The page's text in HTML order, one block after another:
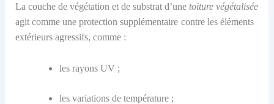
La couche de végétation et de substrat d’une toiture végétalisée
agit comme une protection supplémentaire contre les éléments
extérieurs agressifs, comme :
les rayons UV ;
les variations de température ;